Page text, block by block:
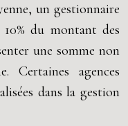
un gestionnaire
du montant des
une somme non
Certaines agences
dans la gestion